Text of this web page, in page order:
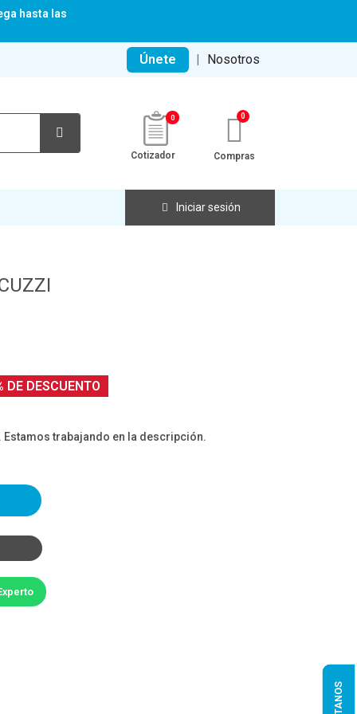
hasta las
Únete | Nosotros
0
Cotizador Compras
Iniciar sesión
DE DESCUENTO
trabajando en la descripción.